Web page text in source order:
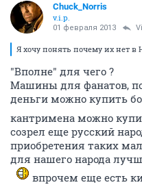
Chuck_Norris
v.i.p.
01 февраля 2013
Я хочу понять почему их нет в
"Вполне" для чего ?
Машины для фанатов,
деньги можно купить
кантримена можно
созрел еще русский
приобретения таких
для нашего народа
впрочем еще есть